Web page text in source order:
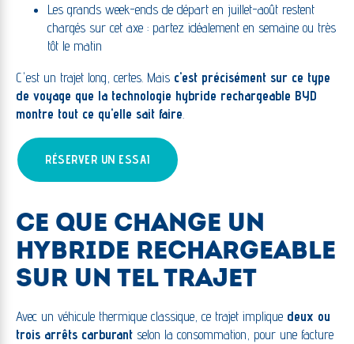
Les grands week-ends de départ en juillet-août restent
chargés sur cet axe : partez idéalement en semaine ou très
tôt le matin
C'est un trajet long, certes. Mais c'est précisément sur ce type
de voyage que la technologie hybride rechargeable BYD
montre tout ce qu'elle sait faire
RÉSERVER UN ESSAI
CE QUE CHANGE UN
HYBRIDE RECHARGEABLE
SUR UN TEL TRAJET
Avec un véhicule thermique classique, ce trajet implique deux ou
trois arrêts carburant selon la consommation, pour une facture